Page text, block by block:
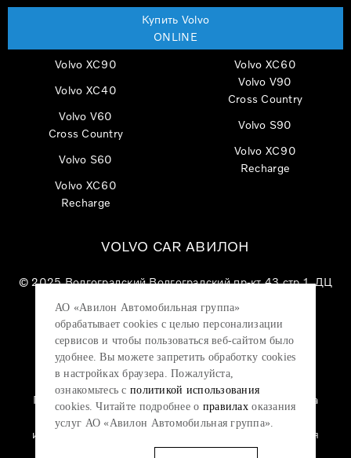
АО «Авилон Автомобильная группа»
обрабатывает cookies с целью персонализации
сервисов и чтобы пользоваться веб-сайтом было
удобнее. Вы можете запретить обработку сookies
в настройках браузера. Пожалуйста,
ознакомьтесь с политикой использования
cookies. Читайте подробнее о правилахоказания
услуг АО «Авилон Автомобильная группа».
Купить Volvo
ONLINE
Volvo XC90
Volvo XC60
Volvo XC40
Volvo V90
Cross Country
Volvo V60
Cross Country
Volvo S90
Volvo S60
Volvo XC90
Recharge
Volvo XC60
Recharge
VOLVO CAR АВИЛОН
© 2025Волгоградский Волгоградский пр-кт 43 стр 1, ДЦ
АО «Авилон АГ», ОГРН 1027700000151, ИНН
7705133757.
Политика конфиденциальности
Согласие на
обработку персональных данных
использования файлов cookie
Юридическая
информация